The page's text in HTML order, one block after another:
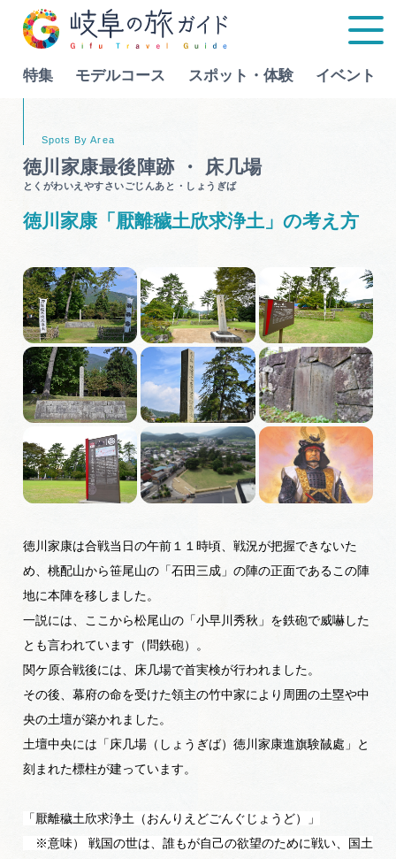
特集 モデルコース スポット・体験 イベント
スポット・体験
イベント
グルメ
旅の予約
アクセス
ぎふ旅レポーター記事
早わかり岐阜
買い物・お土産
岐阜県アウトドア観光キャンペーン
岐阜県観光データベース
Language
行きたいリストを見る
徳川家康最後陣跡 ・ 床几場
とくがわいえやすさいごじんあと・しょうぎば
徳川家康「厭離穢土欣求浄土」の考え方
徳川家康は合戦当日の午前１１時頃、戦況が把握できないた
め、桃配山から笹尾山の「石田三成」の陣の正面であるこの陣
地に本陣を移しました。
一説には、ここから松尾山の「小早川秀秋」を鉄砲で威嚇した
とも言われています（問鉄砲）。
関ケ原合戦後には、床几場で首実検が行われました。
その後、幕府の命を受けた領主の竹中家により周囲の土塁や中
央の土壇が築かれました。
土壇中央には「床几場（しょうぎば）徳川家康進旗験馘處」と
刻まれた標柱が建っています。
「厭離穢土欣求浄土（おんりえどごんぐじょうど）」
※意味） 戦国の世は、誰もが自己の欲望のために戦い、国土